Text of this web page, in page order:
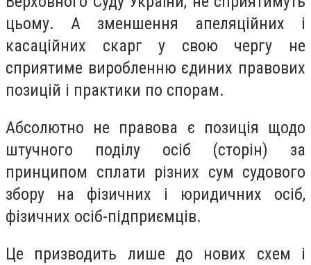
цьому. А зменшення апеляційних і
касаційних скарг у свою чергу не
сприятиме виробленню єдиних правових
позицій і практики по спорам.
Абсолютно не правова є позиція щодо
штучного поділу осіб (сторін) за
принципом сплати різних сум судового
збору на фізичних і юридичних осіб,
фізичних осіб-підприємців.
Це призводить лише до нових схем і